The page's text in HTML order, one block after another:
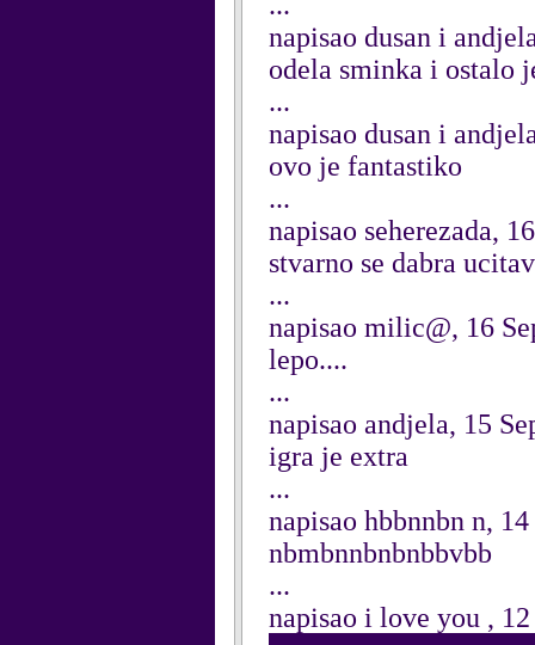
napisao dusan i
odela sminka i ostalo
...
napisao dusan i
ovo je fantastiko
...
napisao seherezada,
stvarno se dabra
...
napisao milic@, 16
lepo....
...
napisao andjela, 15
igra je extra
...
napisao hbbnnbn n,
nbmbnnbnbnbbvbb
...
napisao i love you ,